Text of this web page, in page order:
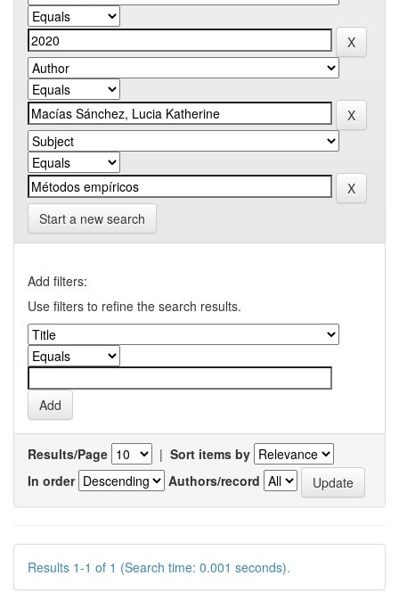
Start a new search
Add filters:
Use filters to refine the search results.
Results/Page | Sort items by
In order
Authors/record
Results 1-1 of 1 (Search time: 0.001 seconds).